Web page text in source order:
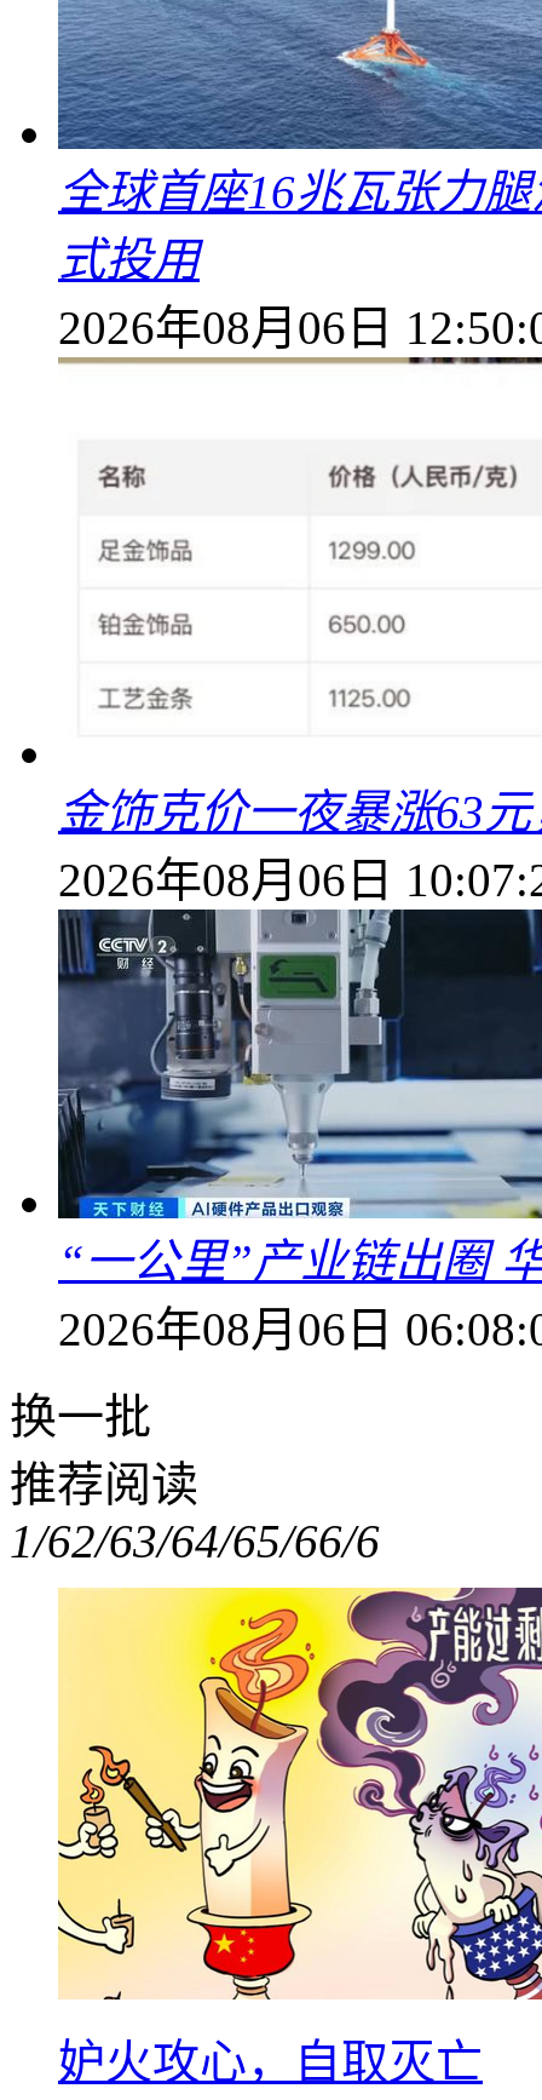
全球首座16兆瓦张力
式投用
2026年08月06日
金饰克价一夜暴涨63
2026年08月06日
“一公里”产业链出圈
2026年08月06日
换一批
推荐阅读
1/62/63/64/65/66/6
妒火攻心，自取灭亡